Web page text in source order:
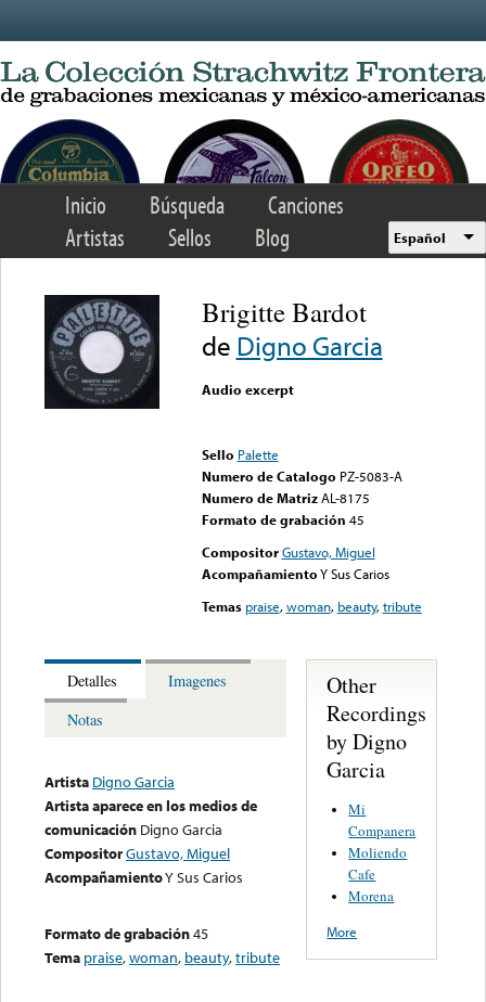
Inicio Búsqueda
Canciones
Artistas
Sellos Blog Español
Brigitte Bardot
de Digno Garcia
Audio excerpt
Sello Palette
Numero de Catalogo PZ-5083-A
Numero de Matriz AL-8175
Formato de grabación 45
Compositor Gustavo, Miguel
AcompañamientoY Sus Carios
Temas praise,woman, beauty,tribute
Detalles
Imagenes
Notas
Artista Digno Garcia
Artista aparece en los medios de
comunicación Digno Garcia
CompositorGustavo, Miguel
AcompañamientoY Sus Carios
Formato de grabación45
Tema praise,woman, beauty,tribute
Other
Recordings
by Digno
Garcia
Mi
Companera
Moliendo
Cafe
Morena
More